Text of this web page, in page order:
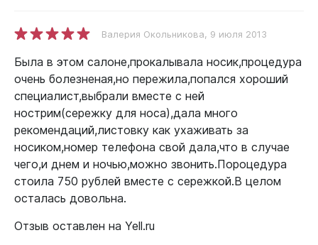
Валерия Окольникова, 9 июля 2013
Была в этом салоне,прокалывала носик,процедура
очень болезненая,но пережила,попался хороший
специалист,выбрали вместе с ней
нострим(сережку для носа),дала много
рекомендаций,листовку как ухаживать за
носиком,номер телефона свой дала,что в случае
чего,и днем и ночью,можно звонить.Пороцедура
стоила 750 рублей вместе с сережкой.В целом
осталась довольна.
Отзыв оставлен на Yell.ru